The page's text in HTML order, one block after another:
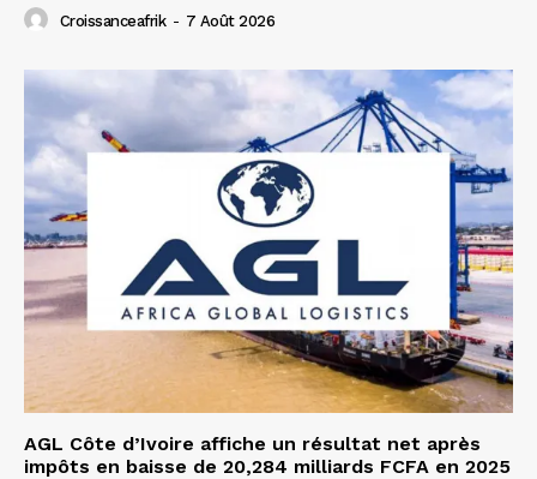
Croissanceafrik - 7 Août 2026
AGL Côte d’Ivoire affiche un résultat net après
impôts en baisse de 20,284 milliards FCFA en 2025